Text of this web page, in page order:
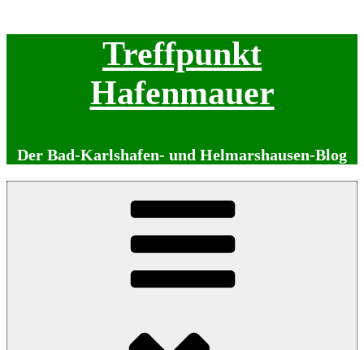
Treffpunkt
Hafenmauer
Der Bad-Karlshafen- und Helmarshausen-Blog